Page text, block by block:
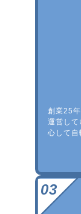
創業25
運営し
心して自